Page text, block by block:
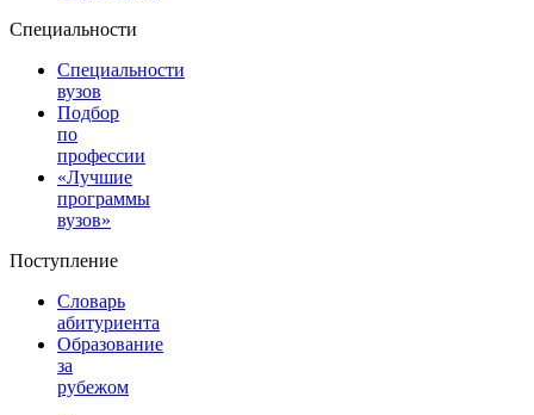
Специальности
Специальности
вузов
Подбор
по
профессии
«Лучшие
программы
вузов»
Поступление
Словарь
абитуриента
Образование
за
рубежом